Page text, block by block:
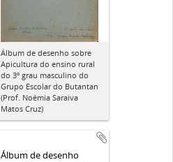
Álbum de desenho sobre
Apicultura do ensino rural
do 3º grau masculino do
Grupo Escolar do Butantan
(Prof. Noêmia Saraiva
Matos Cruz)
Álbum de desenho